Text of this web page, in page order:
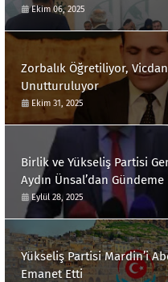
Okurlarıyla Buluştu
Ekim 06, 2025
Zorbalık Öğretiliyor, Vicdan
Unutturuluyor
Ekim 31, 2025
Birlik ve Yükseliş Partisi
Aydın Ünsal’dan
Açıklamalar”
Eylül 28, 2025
Yükseliş Partisi Mardin’i
Emanet Etti